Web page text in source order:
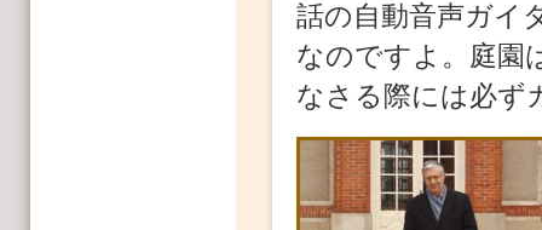
話の自動音声ガイ
なのですよ。庭園
なさる際には必ず